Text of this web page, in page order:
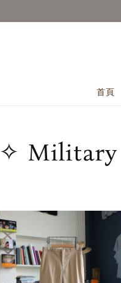
首頁
✧ Military